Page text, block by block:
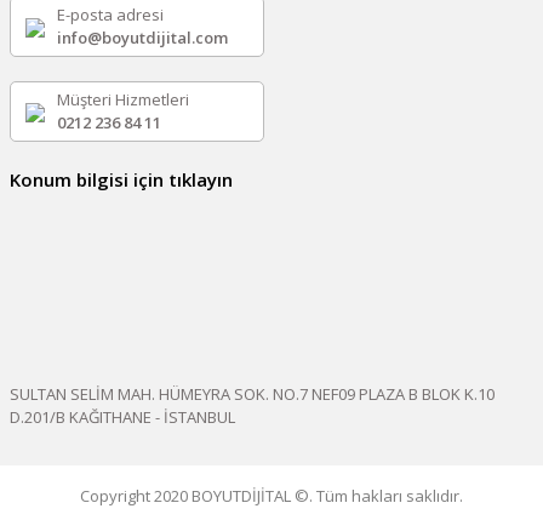
E-posta adresi
info@boyutdijital.com
Müşteri Hizmetleri
0212 236 84 11
Konum bilgisi için tıklayın
SULTAN SELİM MAH. HÜMEYRA SOK. NO.7 NEF09 PLAZA B BLOK K.10
D.201/B KAĞITHANE - İSTANBUL
Copyright 2020 BOYUTDİJİTAL ©. Tüm hakları saklıdır.